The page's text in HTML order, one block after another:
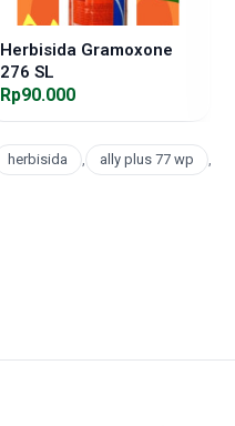
Herbisida Gramoxone
276 SL
Rp90.000
herbisida , ally plus 77 wp
,